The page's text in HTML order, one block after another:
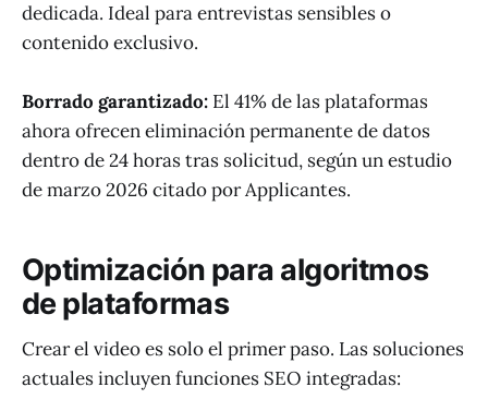
dedicada. Ideal para entrevistas sensibles o
contenido exclusivo.
Borrado garantizado: El 41% de las plataformas
ahora ofrecen eliminación permanente de datos
dentro de 24 horas tras solicitud, según un estudio
de marzo 2026 citado por Applicantes.
Optimización para algoritmos
de plataformas
Crear el video es solo el primer paso. Las soluciones
actuales incluyen funciones SEO integradas: